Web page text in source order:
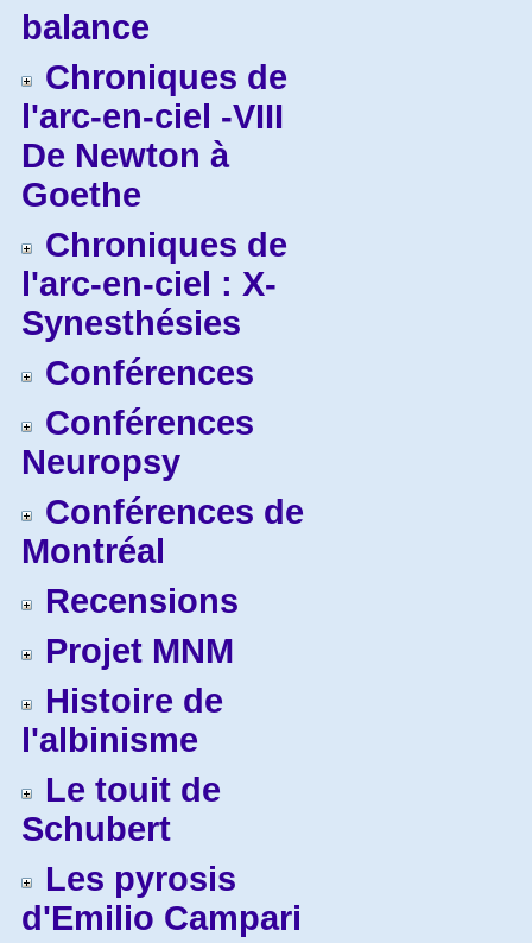
balance
Chroniques de
l'arc-en-ciel -VIII
De Newton à
Goethe
Chroniques de
l'arc-en-ciel : X-
Synesthésies
Conférences
Conférences
Neuropsy
Conférences de
Montréal
Recensions
Projet MNM
Histoire de
l'albinisme
Le touit de
Schubert
Les pyrosis
d'Emilio Campari